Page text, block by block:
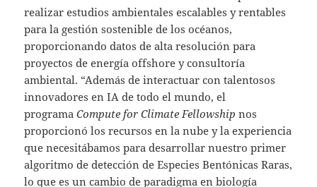
realizar estudios ambientales escalables y rentables
para la gestión sostenible de los océanos,
proporcionando datos de alta resolución para
proyectos de energía offshore y consultoría
ambiental. “Además de interactuar con talentosos
innovadores en IA de todo el mundo, el
programaCompute for Climate Fellowship nos
proporcionó los recursos en la nube y la experiencia
que necesitábamos para desarrollar nuestro primer
algoritmo de detección de Especies Bentónicas Raras,
lo que es un cambio de paradigma en biología